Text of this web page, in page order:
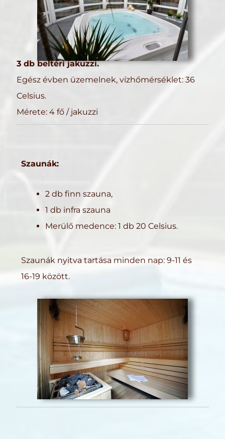
3 db beltéri jakuzzi.
Egész évben üzemelnek, vízhőmérséklet: 36
Celsius.
Mérete: 4 fő / jakuzzi
Szaunák:
2 db finn szauna,
1 db infra szauna
Merülő medence: 1 db 20 Celsius.
Szaunák nyitva tartása minden nap: 9-11 és
16-19 között.